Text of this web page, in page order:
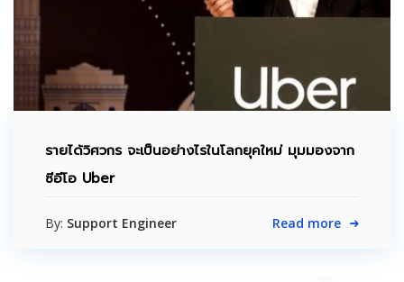
รายได้วิศวกร จะเป็นอย่างไรในโลกยุคใหม่ มุมมองจาก
ซีอีโอ Uber
By: Support Engineer Read more